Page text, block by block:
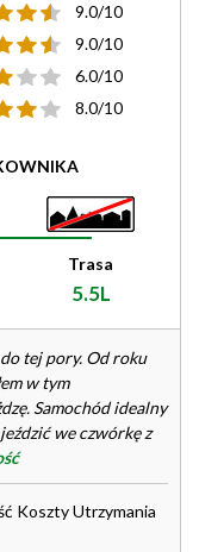
9.0/10
9.0/10
6.0/10
8.0/10
Trasa
5.5L
tej pory. Od roku
w tym
Samochód idealny
we czwórkę z
Koszty Utrzymania